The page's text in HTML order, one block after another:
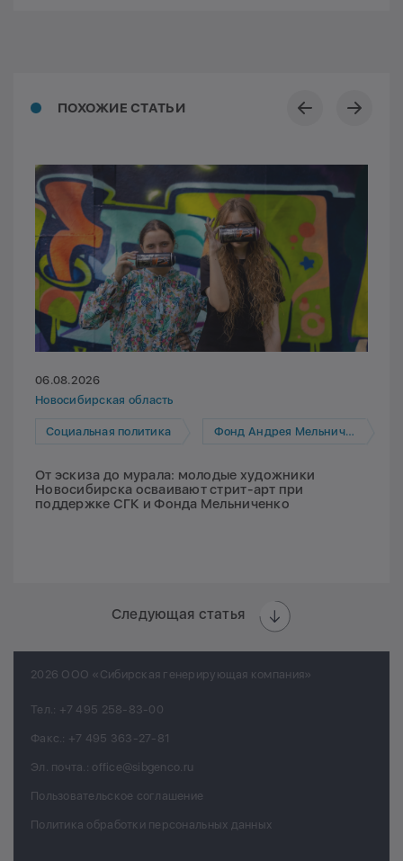
ПОХОЖИЕ СТАТЬИ
06.08.2026
Новосибирская область
Социальная политика Фонд Андрея Мельниченко
От эскиза до мурала: молодые художники
Новосибирска осваивают стрит-арт при
поддержке СГК и Фонда Мельниченко
Следующая статья
2026 ООО «Сибирская генерирующая компания»
Тел.: +7 495 258-83-00
Факс.: +7 495 363-27-81
Эл. почта.: office@sibgenco.ru
Пользовательское соглашение
Политика обработки персональных данных